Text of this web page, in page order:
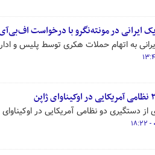
ایرانی در مونته‌نگرو با درخواست
به اتهام حملات هکری توسط پلیس و
از دستگیری دو نظامی آمریکایی در